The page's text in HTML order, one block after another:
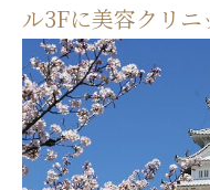
ル3Fに美容クリニ